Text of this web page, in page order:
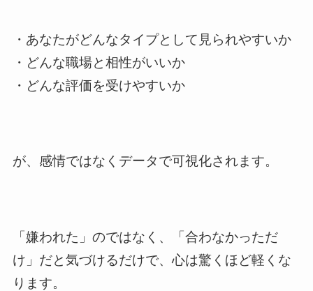
・あなたがどんなタイプとして見られやすいか
・どんな職場と相性がいいか
・どんな評価を受けやすいか
が、感情ではなくデータで可視化されます。
「嫌われた」のではなく、「合わなかっただ
け」だと気づけるだけで、心は驚くほど軽くな
ります。